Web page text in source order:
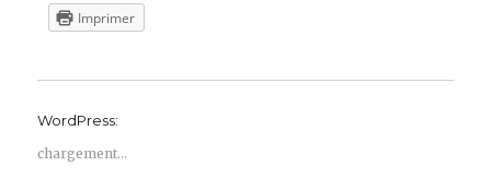
Imprimer
WordPress:
chargement…